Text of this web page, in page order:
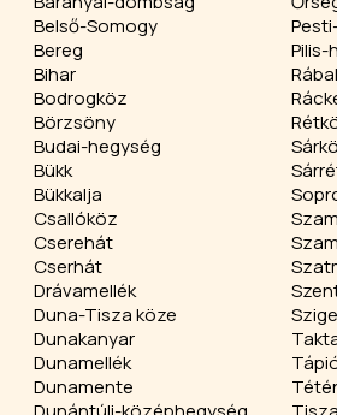
Belső-Somogy
Bereg
Bihar
Bodrogköz
Börzsöny
Budai-hegység
Bükk
Bükkalja
Csallóköz
Cserehát
Cserhát
Drávamellék
Duna-Tisza köze
Dunakanyar
Dunamellék
Dunamente
Pilis-